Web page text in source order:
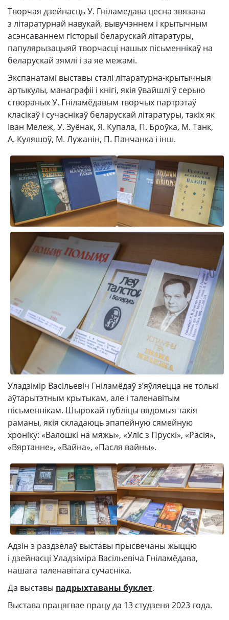
Творчая дзейнасць У. Гніламедава цесна звязана
з літаратурнай навукай, вывучэннем і крытычным
асэнсаваннем гісторыі беларускай літаратуры,
папулярызацыяй творчасці нашых пісьменнікаў на
беларускай зямлі і за яе межамі.
Экспанатамі выставы сталі літаратурна-крытычныя
артыкулы, манаграфіі і кнігі, якія ўвайшлі ў серыю
створаных У. Гніламёдавым творчых партрэтаў
класікаў і сучаснікаў беларускай літаратуры, такіх як
Іван Мележ, У. Зуёнак, Я. Купала, П. Броўка, М. Танк,
А. Куляшоў, М. Лужанін, П. Панчанка і інш.
Уладзімір Васільевіч Гніламёдаў з’яўляецца не толькі
аўтарытэтным крытыкам, але і таленавітым
пісьменнікам. Шырокай публіцы вядомыя такія
раманы, якія складаюць эпапейную сямейную
хроніку: «Валошкі на мяжы», «Уліс з Прускі», «Расія»,
«Вяртанне», «Вайна», «Пасля вайны».
Адзін з раздзелаў выставы прысвечаны жыццю
і дзейнасці Уладзіміра Васільевіча Гніламёдава,
нашага таленавітага сучасніка.
Да выставы падрыхтаваны буклет.
Выстава працягвае працу да 13 студзеня 2023 года.